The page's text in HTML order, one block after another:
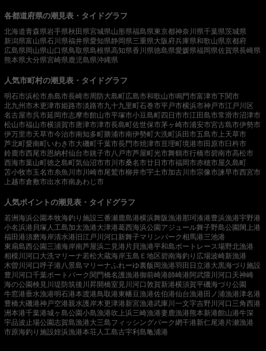
各都道府県の潮見表・タイドグラフ
北海道青森県岩手県秋田県宮城県山形県福島県東京都神奈川県千葉県茨城県
新潟県富山県石川県福井県愛知県静岡県三重県大阪府兵庫県和歌山県京都府
広島県岡山県山口県鳥取県島根県高知県香川県徳島県愛媛県福岡県佐賀県長崎県
熊本県大分県宮崎県 鹿児島県沖縄県
人気市町村の潮見表・タイドグラフ
明石市浜松市糸島市長崎市周防大島町広島市和歌山市鳴門市富津市下関市
北九州市木更津市姫路市淡路市九十九里町石巻市平戸市横浜市神戸市江戸川区
名古屋市呉市延岡市志摩市館山市平塚市小豆島町四日市市江田島市常滑市沼津市
松山市福山市横須賀市唐津市津市長島町佐世保市茅ヶ崎市浦安市宮古島市伊勢市
伊万里市天草市今治市南知多町勝浦市南伊勢町大洗町浜田市五島市 上天草市
芦北町愛南町いわき市大磯町千葉市長門市焼津市亘理町境港市田原市臼杵市
鈴鹿市西尾市恩納村仙台市銚子市八戸市芦屋町光市舞鶴市行橋市碧南市高松市
西海市葉山町徳之島町気仙沼市市川市桑名市廿日市市福岡市赤穂市屋久島町
苫小牧市玉名市糸魚川市 川崎市尾鷲市柳井市宇土市加古川市宗像市諫早市西宮市
上越市倉敷市出水市南あわじ市
人気ポイントの潮見表・タイドグラフ
若洲海浜公園本牧海釣り施設三番瀬 鹿島港横浜舞阪漁港那珂湊港豊浜漁港宇野港
小名浜港 貝塚人工島加太漁港大津港葛西海浜公園アジュール舞子野島公園閖上港
福田港須磨海岸清水港 旧江戸川河口 新舞子マリンパーク相馬港三池港
東扇島西公園三浦海岸南芦屋浜二見港 片貝漁港平和島ボートレース場野北漁港
相模川河口 大洗マリーナ若松大蔵海岸玉島Ｅ地区碧南海釣り広場波崎新漁港
木曽川河口呼子港 八景島マリーナふれーゆ裏飯岡漁港羽田 日立港大黒海づり施設
豊川河口千葉ポートパーク関門橋名護漁港御前崎港師崎港阿武隈川河口 天神崎
海の公園検見川堤防筑後川昇開橋室見川河口敦賀新港横須賀平磯海づり公園
牛窓港垂水漁港明石港本渡港鳥取港東幡豆漁港佐伯港仙台漁港田ノ浦漁港津名港
豊橋大磯港神戸空港親水護岸木更津港新宮漁港武庫川一文字吉野川河口 三角西港
洲本港千葉港城ヶ島公園小島漁港吹上浜三崎漁港妻鹿漁港熊本新港館山港牛深
宇品波止場公園志賀島漁港大三島フィッシングパーク網干港新仁尾港 片瀬漁港
市原海釣り施設姪浜漁港本荘人工島古宇利島亀浦港